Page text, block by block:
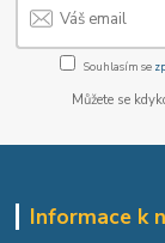
Souhlasím se
Můžete se
Informace k